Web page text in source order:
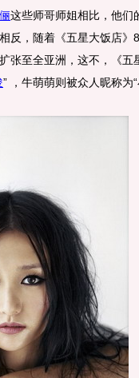
这些师哥师姐相比，他们
反，随着《五星大饭店》
张至全亚洲，这不，《五
” ，牛萌萌则被众人昵称为